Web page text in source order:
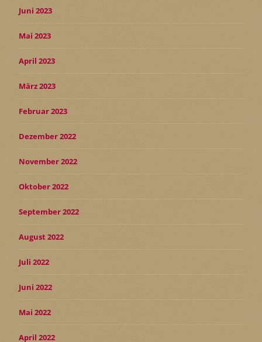
Juni 2023
Mai 2023
April 2023
März 2023
Februar 2023
Dezember 2022
November 2022
Oktober 2022
September 2022
August 2022
Juli 2022
Juni 2022
Mai 2022
April 2022